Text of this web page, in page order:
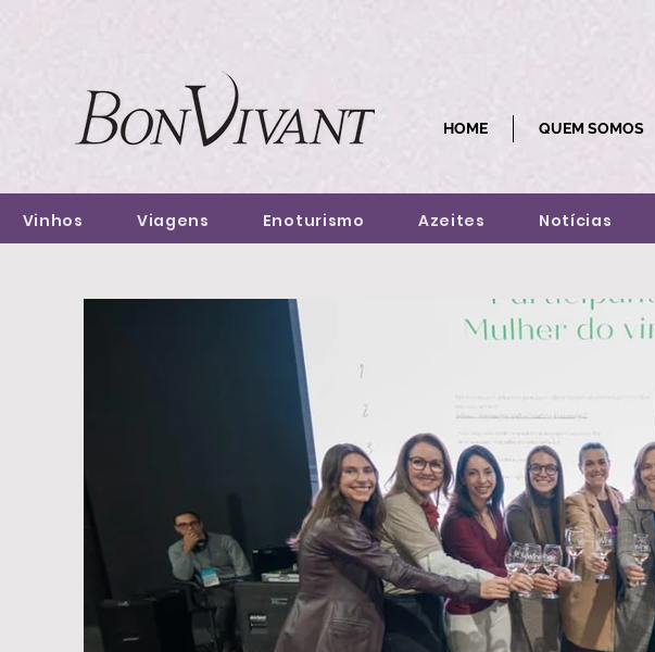
HOME QUEM SOMOS
Vinhos Viagens Enoturismo Azeites Notícias